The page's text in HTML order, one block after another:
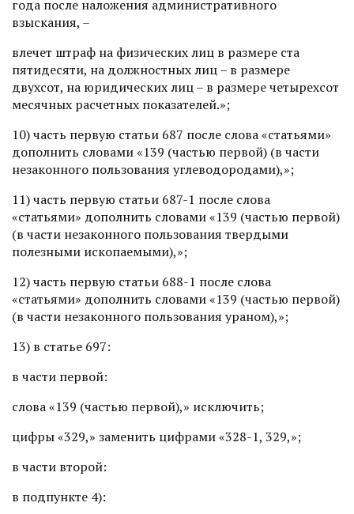
года после наложения административного
взыскания, –
влечет штраф на физических лиц в размере ста
пятидесяти, на должностных лиц – в размере
двухсот, на юридических лиц – в размере четырехсот
месячных расчетных показателей.»;
10) часть первую статьи 687 после слова «статьями»
дополнить словами «139 (частью первой) (в части
незаконного пользования углеводородами),»;
11) часть первую статьи 687-1 после слова
«статьями» дополнить словами «139 (частью первой)
(в части незаконного пользования твердыми
полезными ископаемыми),»;
12) часть первую статьи 688-1 после слова
«статьями» дополнить словами «139 (частью первой)
(в части незаконного пользования ураном),»;
13) в статье 697:
в части первой:
слова «139 (частью первой),» исключить;
цифры «329,» заменить цифрами «328-1, 329,»;
в части второй:
в подпункте 4):